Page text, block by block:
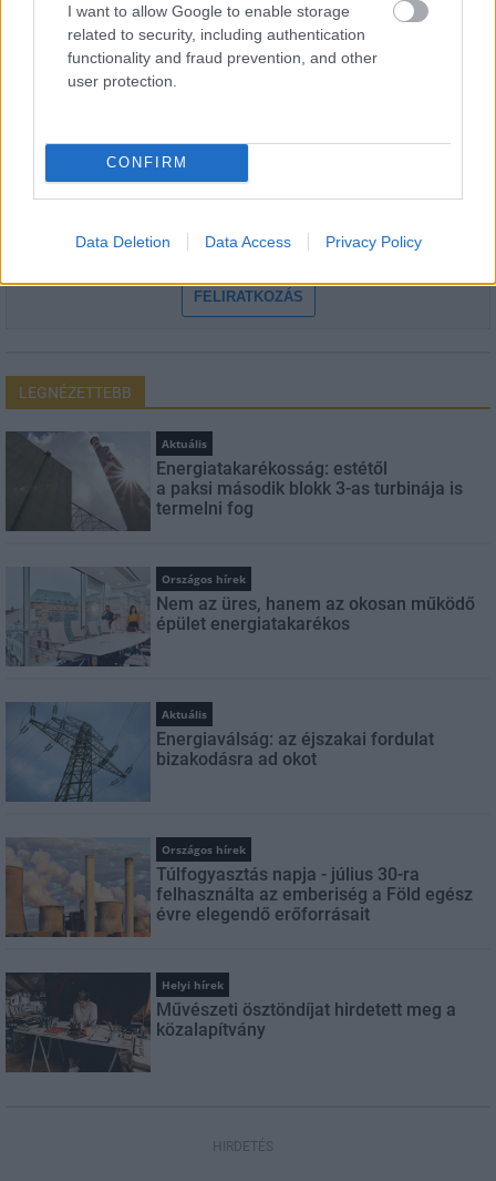
I want to allow Google to enable storage
related to security, including authentication
functionality and fraud prevention, and other
user protection.
CONFIRM
Data Deletion Data Access Privacy Policy
HÍRLEVÉL
Feliratkozom a hírlevélre és elfogadom az
szabályzatot!
FELIRATKOZÁS
LEGNÉZETTEBB
Aktuális
Energiatakarékosság: estétől
a paksi második blokk 3-as turbinája is
termelni fog
Országos hírek
Nem az üres, hanem az okosan működő
épület energiatakarékos
Aktuális
Energiaválság: az éjszakai fordulat
bizakodásra ad okot
Országos hírek
Túlfogyasztás napja - július 30-ra
felhasználta az emberiség a Föld egész
évre elegendő erőforrásait
Helyi hírek
Művészeti ösztöndíjat hirdetett meg a
közalapítvány
HIRDETÉS